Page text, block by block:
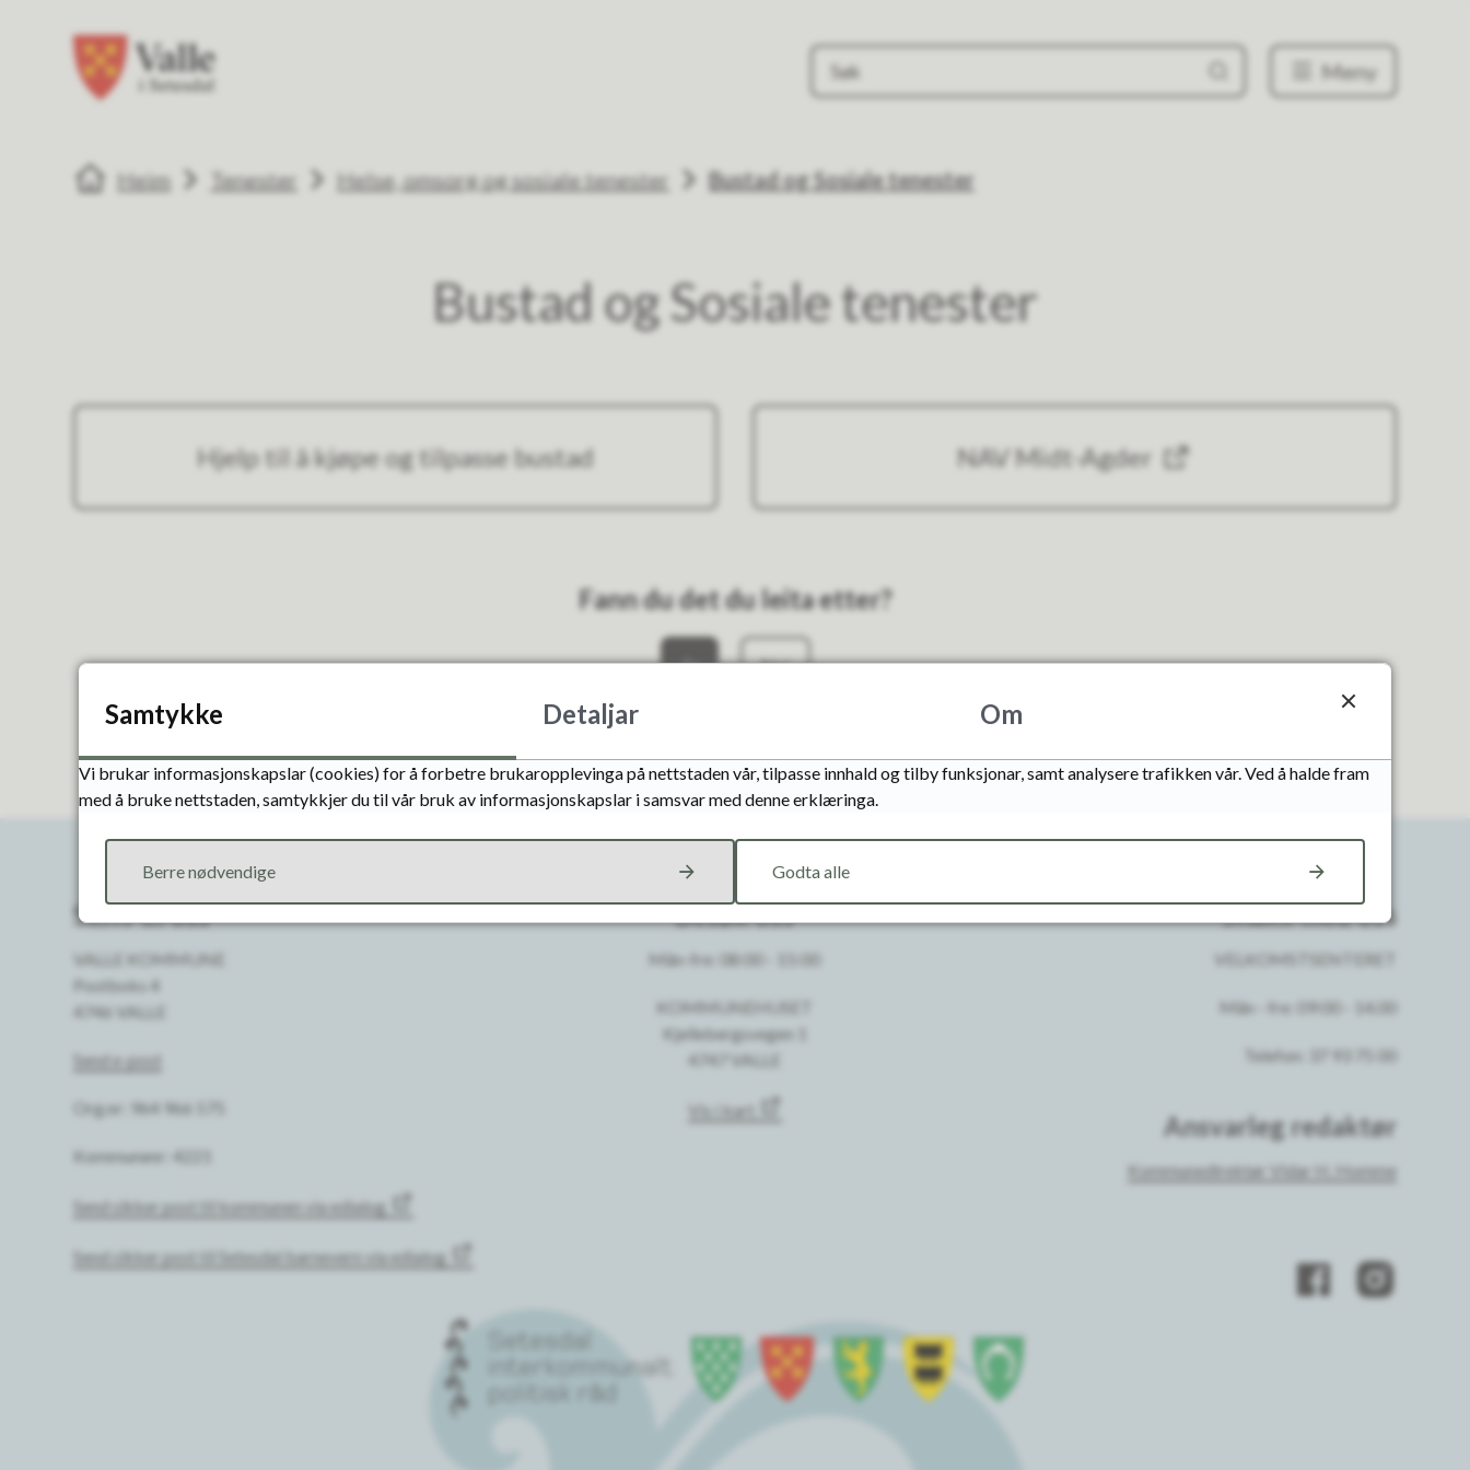
Valle kommune
Meny
Du er her:Heim Tenester Helse, omsorg og sosiale tenester Bustad og Sosiale tenester
Bustad og Sosiale tenester
Hjelp til å kjøpe og tilpasse bustad NAV Midt-Agder
Fann du det du leita etter?
Ja Nei
Skriv til oss
VALLE KOMMUNE
Postboks 4
4746 VALLE
Send e-post
Org.nr: 964 966 575
Kommunenr: 4221
Send sikker post til kommunen via edialog
Send sikker post til Setesdal barnevern via edialog
Besøk oss
Mån-fre: 08:00 - 15:00
KOMMUNEHUSET
Kjellebergsvegen 1
4747 VALLE
Vis i kart
Snakk med oss
VELKOMSTSENTERET
Mån - fre: 09:00 - 14.00
Telefon: 37 93 75 00
Ansvarleg redaktør
Kommunedirektør Vidar H. Homme
Samtykke Detaljar Om
Vi brukar informasjonskapslar (cookies) for å forbetre brukaropplevinga på nettstaden vår, tilpasse innhald og tilby funksjonar, samt analysere trafikken vår. Ved å halde fram
med å bruke nettstaden, samtykkjer du til vår bruk av informasjonskapslar i samsvar med denne erklæringa.
Berre nødvendige Godta alle